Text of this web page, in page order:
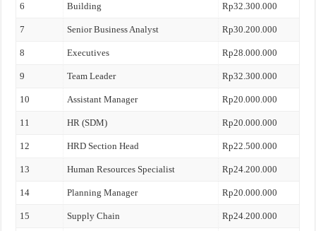
6 Building Rp32.300.000
7 Senior Business Analyst Rp30.200.000
8 Executives Rp28.000.000
9 Team Leader Rp32.300.000
10 Assistant Manager Rp20.000.000
11 HR (SDM) Rp20.000.000
12 HRD Section Head Rp22.500.000
13 Human Resources Specialist Rp24.200.000
14 Planning Manager Rp20.000.000
15 Supply Chain Rp24.200.000